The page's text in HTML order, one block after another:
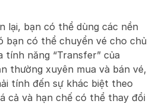
lại, bạn có thể dùng các nền
bạn có thể chuyển vé cho chủ
tính năng “Transfer” của
thường xuyên mua và bán vé,
tính đến sự khác biệt theo
cả và hạn chế có thể thay đổi